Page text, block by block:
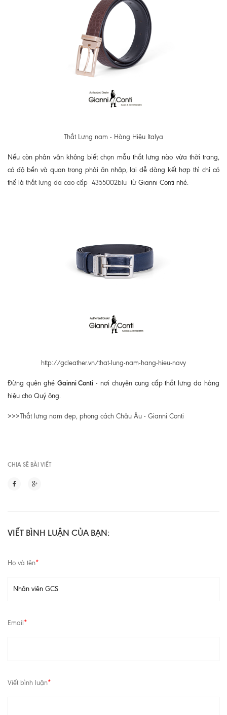
Thắt Lưng nam - Hàng Hiệu Italya
Nếu còn phân vân không biết chọn mẫu thắt lưng nào vừa thời trang,
có độ bền và quan trọng phải ăn nhập, lại dễ dàng kết hợp thì chỉ có
thể là thắt lưng da cao cấp 4355002blu từ Gianni Conti nhé.
http://gcleather.vn/that-lung-nam-hang-hieu-navy
Đừng quên ghé Gainni Conti - nơi chuyên cung cấp thắt lưng da hàng
hiệu cho Quý ông.
>>>Thắt lưng nam đẹp, phong cách Châu Âu - Gianni Conti
CHIA SẼ BÀI VIẾT
VIẾT BÌNH LUẬN CỦA BẠN:
Họ và tên*
Email *
Viết bình luận*